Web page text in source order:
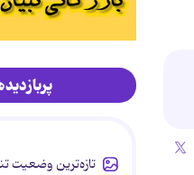
تازه‌ترین وضعیت